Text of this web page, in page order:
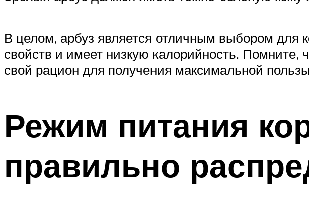
В целом, арбуз является отличным выбором для
свойств и имеет низкую калорийность. Помните,
свой рацион для получения максимальной
Режим питания
правильно